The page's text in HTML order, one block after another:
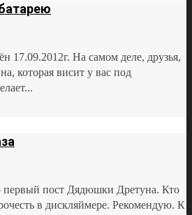
17.09.2012г. На самом деле, друзья,
которая висит у вас под
первый пост Дядюшки Дретуна. Кто
в дискляймере. Рекомендую. К